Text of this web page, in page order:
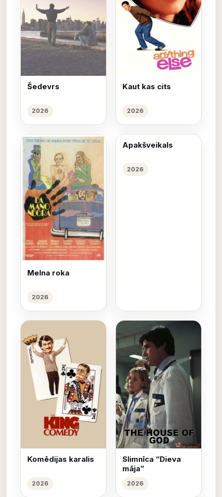
Šedevrs
2026
Kaut kas cits
2026
Melna roka
2026
Apakšveikals
2026
Komēdijas karalis
2026
Slimnīca “Dieva
māja”
2026